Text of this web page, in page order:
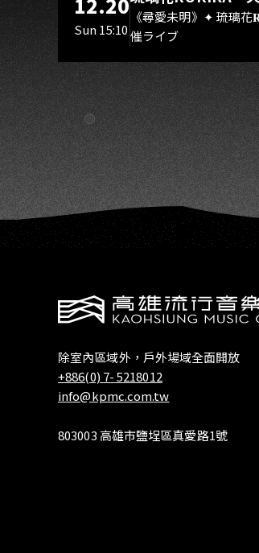
Sun 15:10
焉Rebirth、
中、花奏スマイル（
《尋愛未明》✦ 琉璃
催ライブ
除室內區域外，戶外場域全面開放
+886(0) 7- 5218012
info@kpmc.com.tw
803003 高雄市鹽埕區真愛路1號